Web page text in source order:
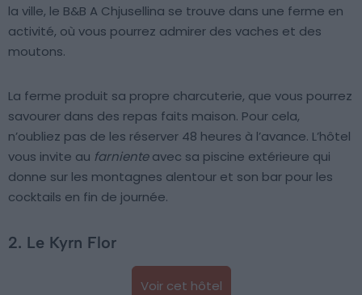
la ville, le B&B A Chjusellina se trouve dans une ferme en
activité, où vous pourrez admirer des vaches et des
moutons.
La ferme produit sa propre charcuterie, que vous pourrez
savourer dans des repas faits maison. Pour cela,
n’oubliez pas de les réserver 48 heures à l’avance. L’hôtel
vous invite au farnienteavec sa piscine extérieure qui
donne sur les montagnes alentour et son bar pour les
cocktails en fin de journée.
2. Le Kyrn Flor
Voir cet hôtel